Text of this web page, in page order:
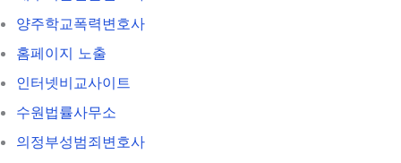
양주학교폭력변호사
홈페이지 노출
인터넷비교사이트
수원법률사무소
의정부성범죄변호사